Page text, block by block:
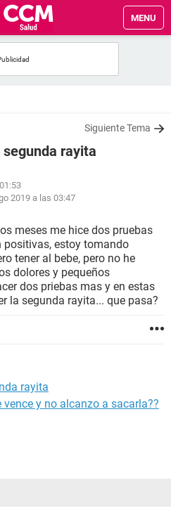
MENU
Siguiente Tema
rayita
2019 a las 03:47
meses me hice dos pruebas
positivas, estoy tomando
tener al bebe, pero no he
dolores y pequeños
dos priebas mas y en estas
la segunda rayita... que pasa?
rayita
y no alcanzo a sacarla??